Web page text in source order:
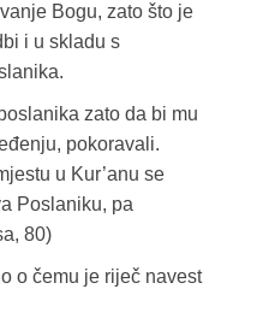
Bogu, zato što je
i u skladu s
zato da bi mu
pokoravali.
u Kur’anu se
Poslaniku, pa
80)
o čemu je riječ navest